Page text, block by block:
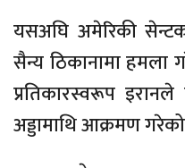
यसअघि अमेरिकी
सैन्य ठिकानामा हमला
प्रतिकारस्वरूप
अड्डामाथि आक्रमण